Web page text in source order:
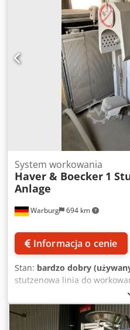
Warburg 694 km
System workowania
Haver & Boecker 1
Anlage
Informacja o cenie
Stan: bardzo dobry
stutzenowa linia do